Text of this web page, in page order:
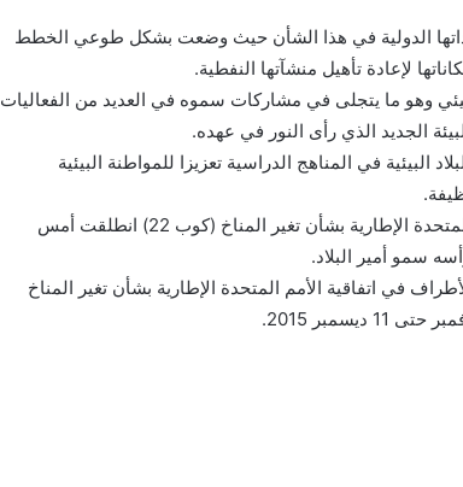
الدولية في هذا الشأن حيث وضعت بشكل طوعي الخطط
لإعادة تأهيل منشآتها النفطية.
وهو ما يتجلى في مشاركات سموه في العديد من الفعاليات
الجديد الذي رأى النور في عهده.
في المناهج الدراسية تعزيزا للمواطنة البيئية
يذكر أن أعمال قمة مؤتمر الأطراف في اتفاقية الأمم المتحدة الإطارية بشأن تغير المناخ (كوب 22) انطلقت أمس
سمو أمير البلاد.
الكويت في المؤتمر ال21 للدول الأطراف في اتفاقية الأمم المتحدة الإطارية بشأن تغير المناخ